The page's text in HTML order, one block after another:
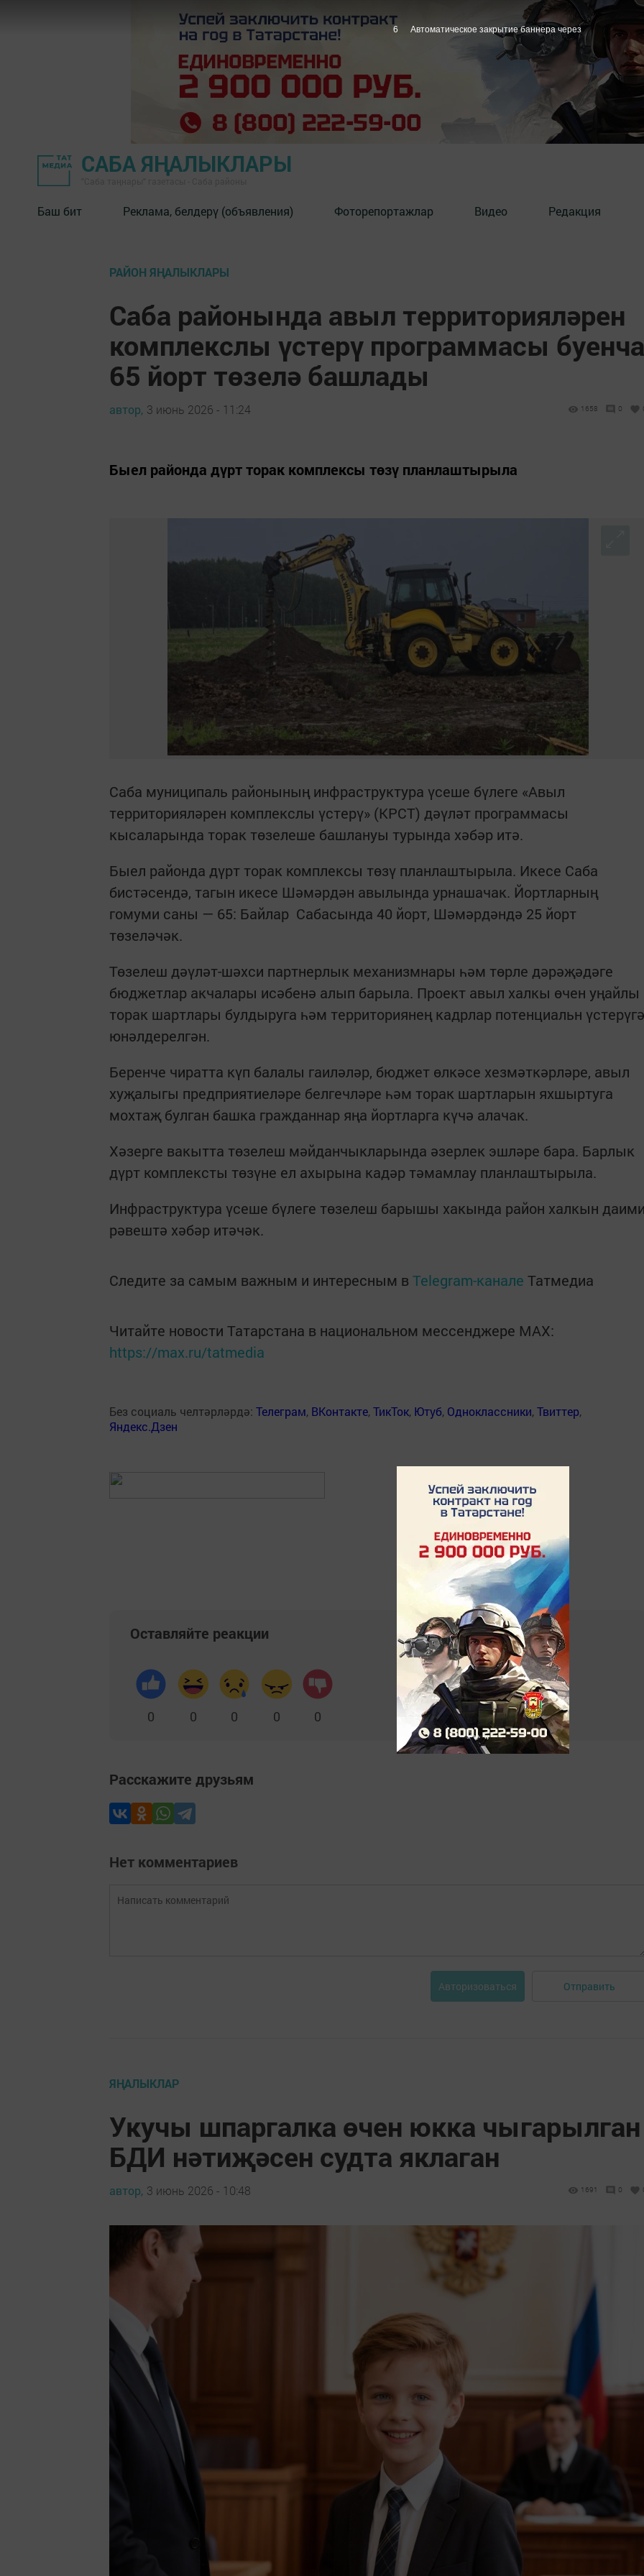
САБА ЯҢАЛЫКЛАРЫ
Баш бит Реклама, белдерү (объявления) Фоторепортажлар Видео Редакция
РАЙОН ЯҢАЛЫКЛАРЫ
Саба районында авыл территорияләрен
комплекслы үстерү программасы буенча
65 йорт төзелә башлады
автор, 3 июнь 2026 - 11:24 1658 0
Быел районда дүрт торак комплексы төзү планлаштырыла
Саба муниципаль районының инфраструктура үсеше бүлеге «Авыл
территорияләрен комплекслы үстерү» (КРСТ) дәүләт программасы
кысаларында торак төзелеше башлануы турында хәбәр итә.
Быел районда дүрт торак комплексы төзү планлаштырыла. Икесе Саба
бистәсендә, тагын икесе Шәмәрдән авылында урнашачак. Йортларның
гомуми саны — 65: Байлар Сабасында 40 йорт, Шәмәрдәндә 25 йорт
төзеләчәк.
Төзелеш дәүләт-шәхси партнерлык механизмнары һәм төрле дәрәҗәдәге
бюджетлар акчалары исәбенә алып барыла. Проект авыл халкы өчен уңайлы
торак шартлары булдыруга һәм территориянең кадрлар потенциальн үстерүгә
юнәлдерелгән.
Беренче чиратта күп балалы гаиләләр, бюджет өлкәсе хезмәткәрләре, авыл
хуҗалыгы предприятиеләре белгечләре һәм торак шартларын яхшыртуга
мохтаҗ булган башка гражданнар яңа йортларга күчә алачак.
Хәзерге вакытта төзелеш мәйданчыкларында әзерлек эшләре бара. Барлык
дүрт комплексты төзүне ел ахырына кадәр тәмамлау планлаштырыла.
Инфраструктура үсеше бүлеге төзелеш барышы хакында район халкын
рәвештә хәбәр итәчәк.
Следите за самым важным и интересным в Telegram-канале Татмедиа
Читайте новости Татарстана в национальном мессенджере MАХ:
https://max.ru/tatmedia
Без социаль челтәрләрдә: Телеграм, ВКонтакте,ТикТок, Ютуб, Одноклассники,Твиттер,
Яндекс.Дзен
Оставляйте реакции
0 0 0 0 0
Расскажите друзьям
Нет комментариев
Авторизоваться Отправить
ЯҢАЛЫКЛАР
Укучы шпаргалка өчен юкка чыгарылган
БДИ нәтиҗәсен судта яклаган
автор, 3 июнь 2026 - 10:48 1691 0
5 Автоматическое закрытие баннера через